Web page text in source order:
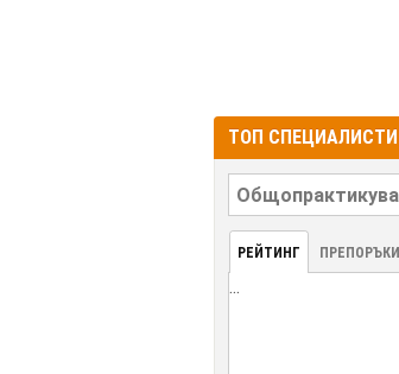
ТОП СПЕЦИАЛИСТИ
РЕЙТИНГ ПРЕПОРЪКИ
...